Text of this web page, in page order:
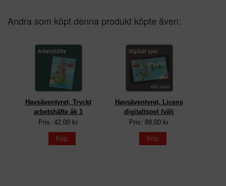
Andra som köpt denna produkt köpte även:
Havsäventyret, Tryckt
arbetshäfte åk 1
Pris: 42,00 kr
Köp
Havsäventyret, Licens
digitaltspel (välj
Pris: 88,00 kr
Köp